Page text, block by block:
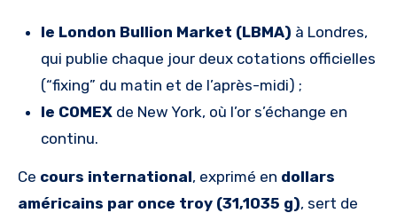
le London Bullion Market (LBMA) à Londres,
qui publie chaque jour deux cotations officielles
(“fixing” du matin et de l’après-midi) ;
le COMEXde New York, où l’or s’échange en
continu.
Ce cours international, exprimé en dollars
américains par once troy (31,1035 g), sert de